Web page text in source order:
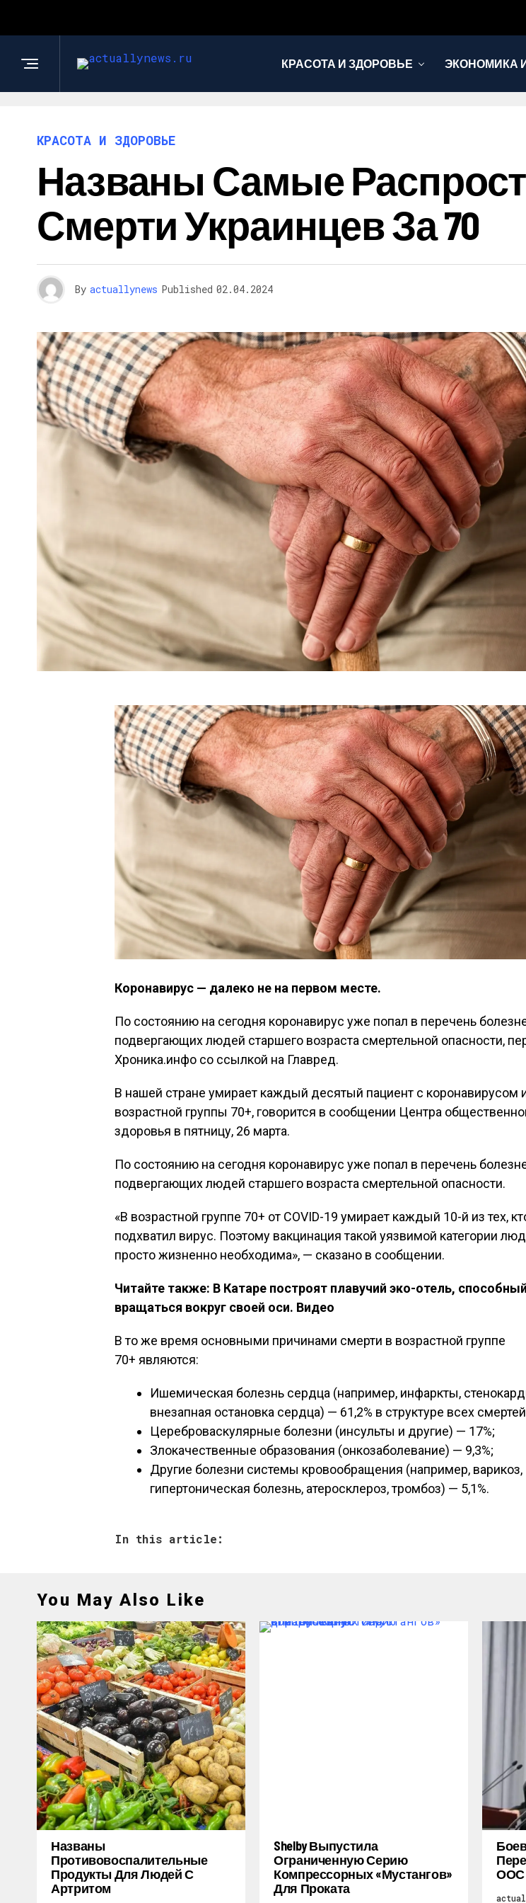
КРАСОТА И ЗДОРОВЬЕ ЭКОНОМИКА
КРАСОТА И ЗДОРОВЬЕ
Названы Самые
Смерти Украинцев За 70
By actuallynews Published 02.04.2024
Коронавирус — далеко не на первом месте.
По состоянию на сегодня коронавирус уже попал в перечень
подвергающих людей старшего возраста смертельной опасности,
Хроника.инфо со ссылкой на Главред.
В нашей стране умирает каждый десятый пациент с коронавирусом
возрастной группы 70+, говорится в сообщении Центра
здоровья в пятницу, 26 марта.
По состоянию на сегодня коронавирус уже попал в перечень
подвергающих людей старшего возраста смертельной опасности.
«В возрастной группе 70+ от COVID-19 умирает каждый 10-й из тех,
подхватил вирус. Поэтому вакцинация такой уязвимой категории
просто жизненно необходима», — сказано в сообщении.
Читайте также: В Катаре построят плавучий эко-отель, способный
вращаться вокруг своей оси. Видео
В то же время основными причинами смерти в возрастной группе
70+ являются:
Ишемическая болезнь сердца (например, инфаркты,
внезапная остановка сердца) — 61,2% в структуре всех
Цереброваскулярные болезни (инсульты и другие) — 17%;
Злокачественные образования (онкозаболевание) — 9,3%;
Другие болезни системы кровообращения (например, варикоз,
гипертоническая болезнь, атеросклероз, тромбоз) — 5,1%.
In this article:
You May Also Like
Названы
Противовоспалительные
Продукты Для Людей С
Артритом
Shelby Выпустила
Ограниченную Серию
Компрессорных «Мустангов»
Для Проката
ООС